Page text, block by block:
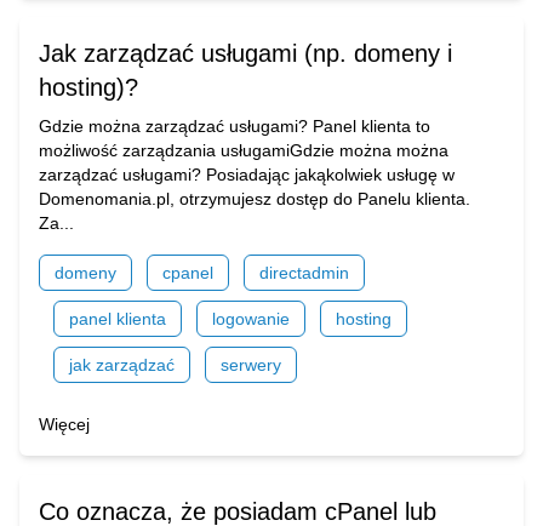
Jak zarządzać usługami (np. domeny i
hosting)?
Gdzie można zarządzać usługami? Panel klienta to
możliwość zarządzania usługamiGdzie można można
zarządzać usługami? Posiadając jakąkolwiek usługę w
Domenomania.pl, otrzymujesz dostęp do Panelu klienta.
Za...
domeny cpanel directadmin
panel klienta logowanie hosting
jak zarządzać serwery
Więcej
Co oznacza, że posiadam cPanel lub